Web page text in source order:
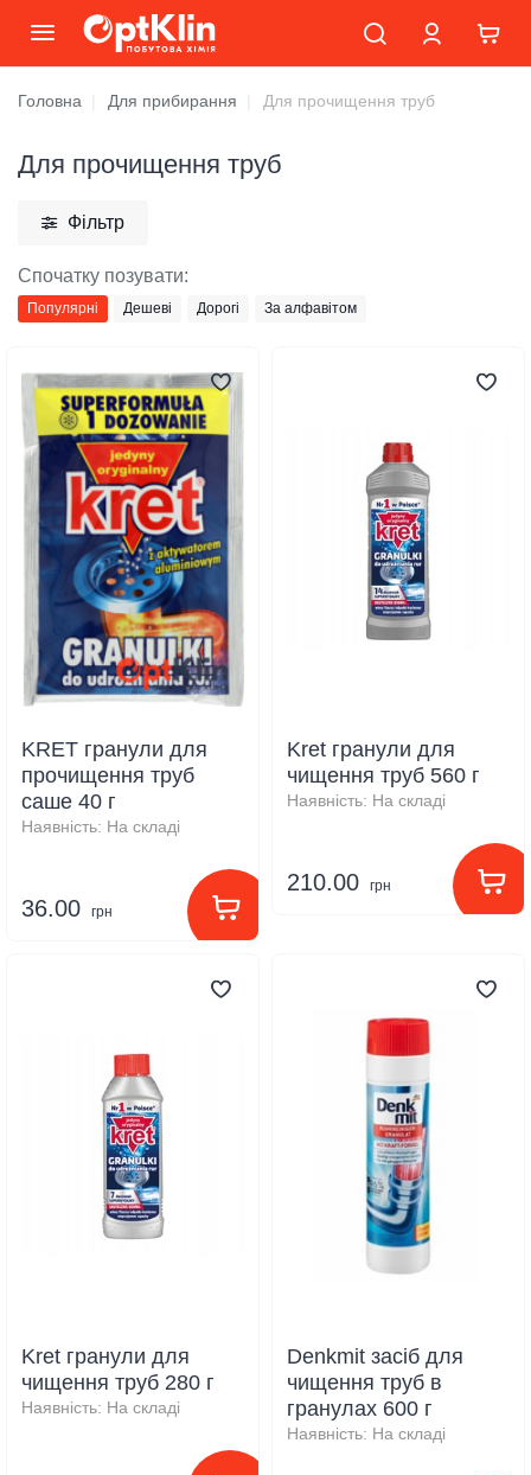
Головна Для прибирання Для прочищення труб
Для прочищення труб
Фільтр
Спочатку позувати:
Популярні Дешеві Дорогі За алфавітом
KRET гранули для
прочищення труб
саше 40 г
Наявність: На складі
36.00 грн
Kret гранули для
чищення труб 560 г
Наявність: На складі
210.00 грн
Kret гранули для
чищення труб 280 г
Наявність: На складі
Denkmit засіб для
чищення труб в
гранулах 600 г
Наявність: На складі